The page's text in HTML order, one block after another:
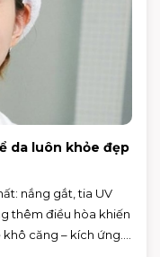
da luôn khỏe đẹp
nắng gắt, tia UV
thêm điều hòa khiến
căng – kích ứng.